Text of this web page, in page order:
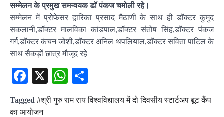
सम्मेलन के प्रमुख समन्वयक डॉ पंकज चमोली रहे।
सम्मेलन में प्रोफेसर द्वारिका प्रसाद मैठाणी के साथ ही डॉक्टर कुमुद
सकलानी,डॉक्टर मालविका कांडपाल,डॉक्टर संतोष सिंह,डॉक्टर पंकज
गर्ग,डॉक्टर कंचन जोशी,डॉक्टर अनिल थपलियाल,डॉक्टर सविता पाटिल के
साथ सैकड़ों छात्र मौजूद रहे|
Facebook
X WhatsApp
Tagged #श्री गुरु राम राय विश्वविद्यालय में दो दिवसीय स्टार्टअप बूट कैंप
का आयोजन